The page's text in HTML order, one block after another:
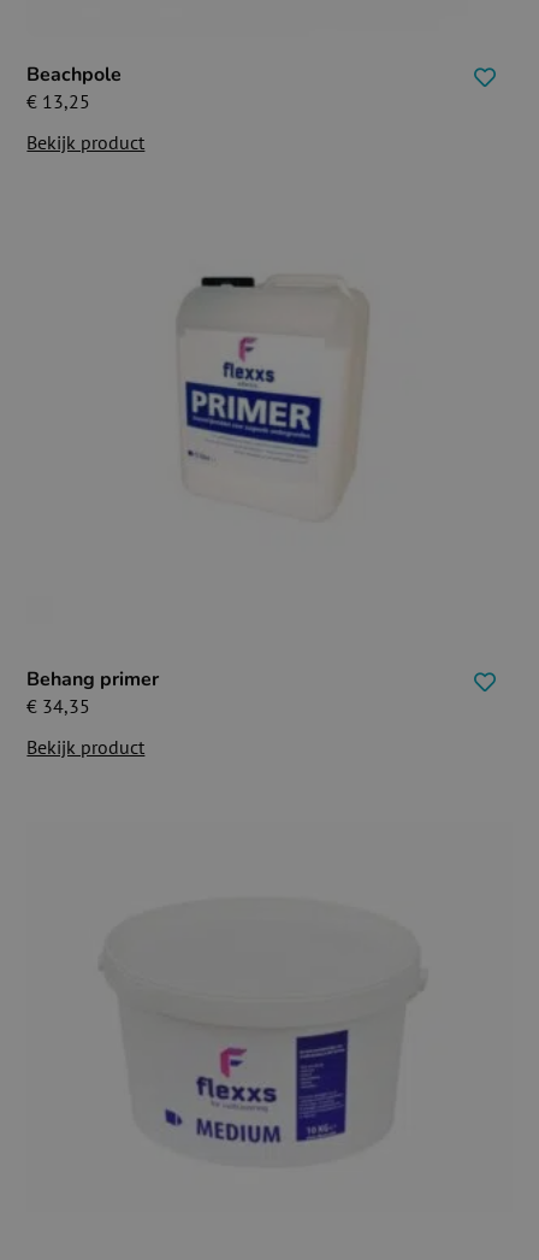
Beachpole
€ 13,25
Bekijk product
Behang primer
€ 34,35
Bekijk product